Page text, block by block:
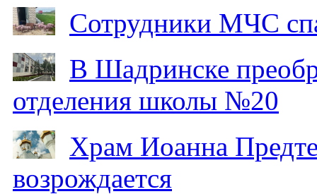
Сотрудники МЧС
В Шадринске
отделения школы №20
Храм Иоанна
возрождается